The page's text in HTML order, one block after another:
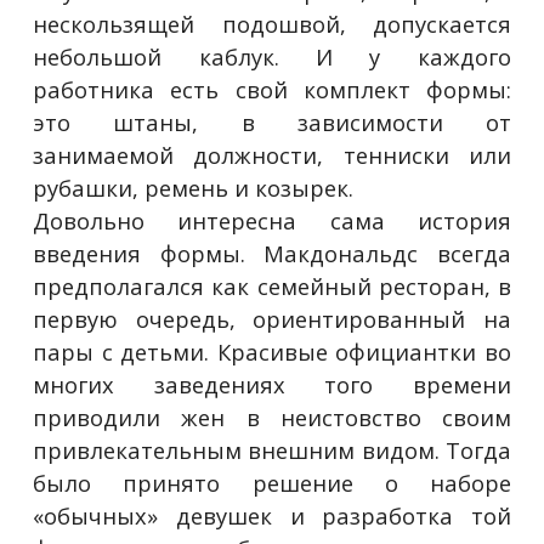
нескользящей подошвой, допускается
небольшой каблук. И у каждого
работника есть свой комплект формы:
это штаны, в зависимости от
занимаемой должности, тенниски или
рубашки, ремень и козырек.
Довольно интересна сама история
введения формы. Макдональдс всегда
предполагался как семейный ресторан, в
первую очередь, ориентированный на
пары с детьми. Красивые официантки во
многих заведениях того времени
приводили жен в неистовство своим
привлекательным внешним видом. Тогда
было принято решение о наборе
«обычных» девушек и разработка той